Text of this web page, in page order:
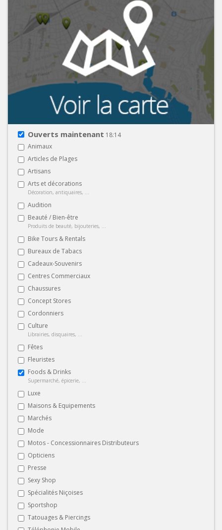
Ouverts maintenant 18:14
Animaux
Articles de Plages
Artisans
Arts et décorations
Décoration, antiquaires, ...
Audition
Beauté / Bien-être
Produits de beauté, bijouteries, ...
Bike Tours & Rentals
Bureaux de Tabacs
Cadeaux-Souvenirs
Centres Commerciaux
Chaussures
Concept Stores
Cordonniers
Culture
Librairies, disquaires, ...
Fêtes
Fleuristes
Foods & Drinks
Supermarché, épicerie, ...
Luxe
Maisons & Equipements
Marchés
Mode
Motos - Concessionnaires Distributeurs
Opticiens
Presse
Sexy Shop
Spécialités Niçoises
Sportshop
Tatouages & Piercings